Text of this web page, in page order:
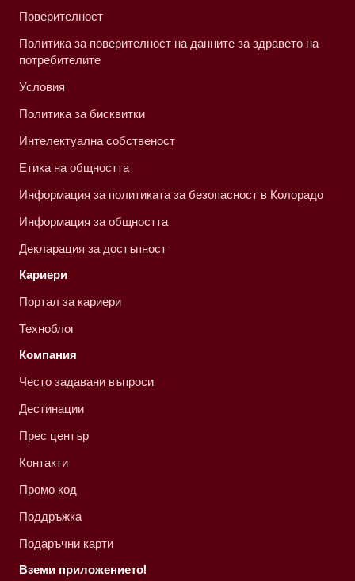
Поверителност
Политика за поверителност на данните за здравето на
потребителите
Условия
Политика за бисквитки
Интелектуална собственост
Етика на общността
Информация за политиката за безопасност в Колорадо
Информация за общността
Декларация за достъпност
Кариери
Портал за кариери
Техноблог
Компания
Често задавани въпроси
Дестинации
Прес център
Контакти
Промо код
Поддръжка
Подаръчни карти
Вземи приложението!